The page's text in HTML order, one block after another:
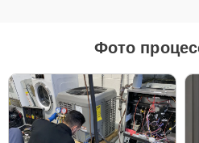
Для начала ремонта свяжитесь с
вами в течение минуты для
диагностику и ремонт. Мы готовы
проблемы с вашим духовым шкафом,
работу.
Фото